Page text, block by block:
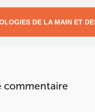
DE LA MAIN ET
commentaire